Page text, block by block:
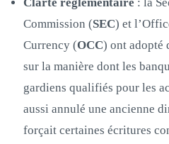
Commission (SEC) et
Currency (OCC) ont adopté
sur la manière dont les
gardiens qualifiés pour les
aussi annulé une ancienne
forçait certaines écritures